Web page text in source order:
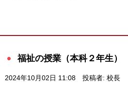
福祉の授業（本科２年生）
2024年10月02日 11:08 投稿者: 校長